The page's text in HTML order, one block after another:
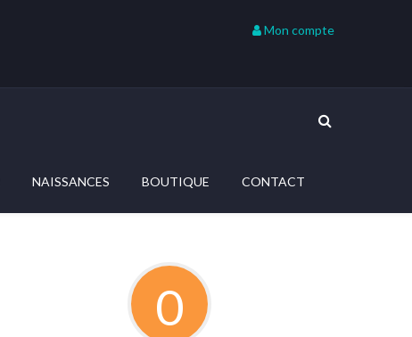
Mon compte
NAISSANCES BOUTIQUE CONTACT
0